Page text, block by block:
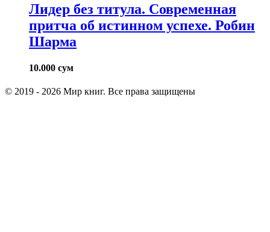
Лидер без титула. Современная
притча об истинном успехе. Робин
Шарма
10.000 сум
© 2019 - 2026 Мир книг. Все права защищены